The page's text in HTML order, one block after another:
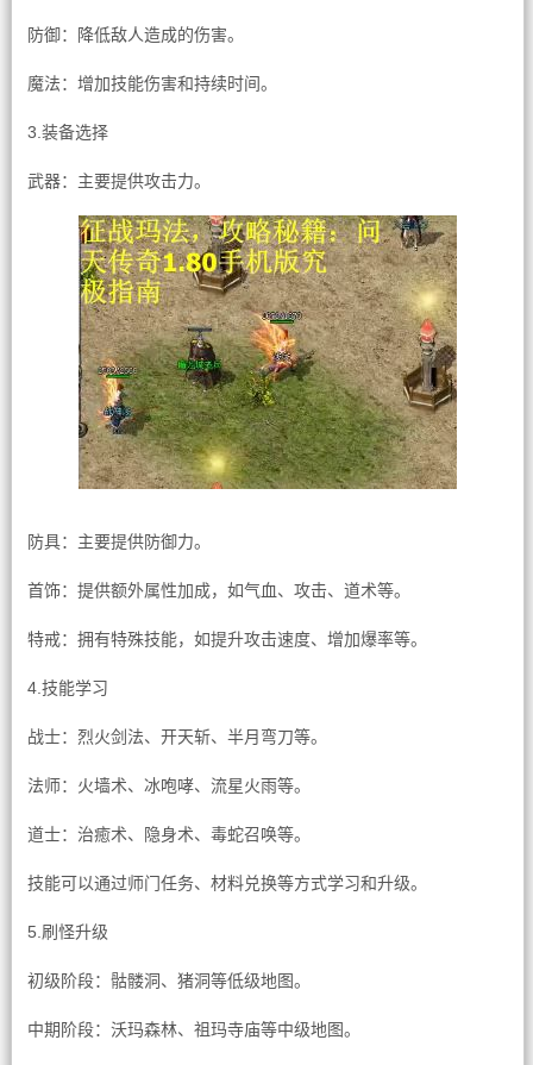
防御：降低敌人造成的伤害。
魔法：增加技能伤害和持续时间。
3.装备选择
武器：主要提供攻击力。
防具：主要提供防御力。
首饰：提供额外属性加成，如气血、攻击、道术等。
特戒：拥有特殊技能，如提升攻击速度、增加爆率等。
4.技能学习
战士：烈火剑法、开天斩、半月弯刀等。
法师：火墙术、冰咆哮、流星火雨等。
道士：治癒术、隐身术、毒蛇召唤等。
技能可以通过师门任务、材料兑换等方式学习和升级。
5.刷怪升级
初级阶段：骷髅洞、猪洞等低级地图。
中期阶段：沃玛森林、祖玛寺庙等中级地图。